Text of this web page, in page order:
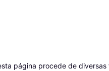
página procede de